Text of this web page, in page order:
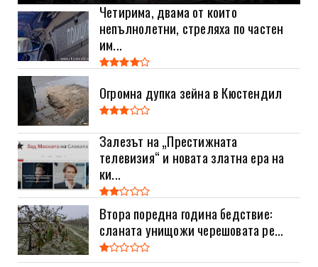
Четирима, двама от които
непълнолетни, стреляха по частен
им...
Огромна дупка зейна в Кюстендил
Залезът на „Престижната
телевизия“ и новата златна ера на
ки...
Втора поредна година бедствие:
сланата унищожи черешовата ре...